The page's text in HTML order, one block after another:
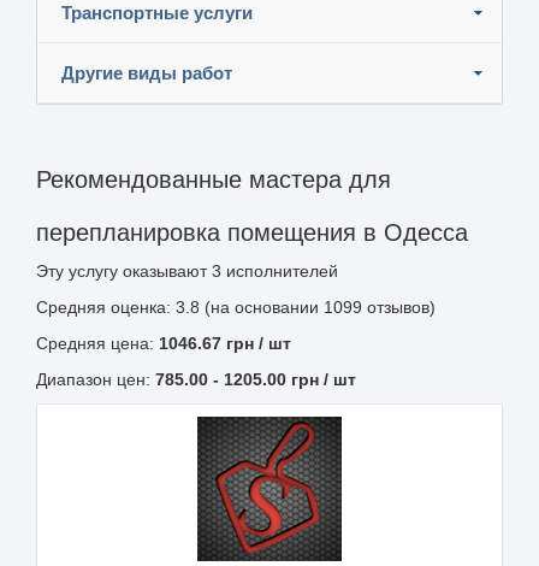
Транспортные услуги
Другие виды работ
Рекомендованные мастера для
перепланировка помещения в Одесса
Эту услугу оказывают3 исполнителей
Средняя оценка: 3.8 (на основании 1099 отзывов)
Средняя цена: 1046.67 грн / шт
Диапазон цен: 785.00 - 1205.00 грн / шт